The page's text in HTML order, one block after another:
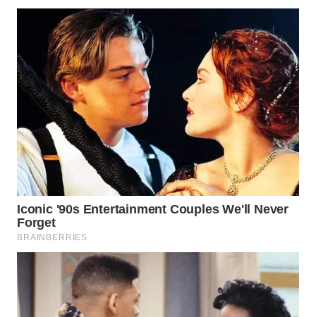
TAPANULI
SELATAN
TANJUNG
LESUNG
WN
KARO
WN
SIMALUNGUN
WN
LABUHANBATU
TAPANULI